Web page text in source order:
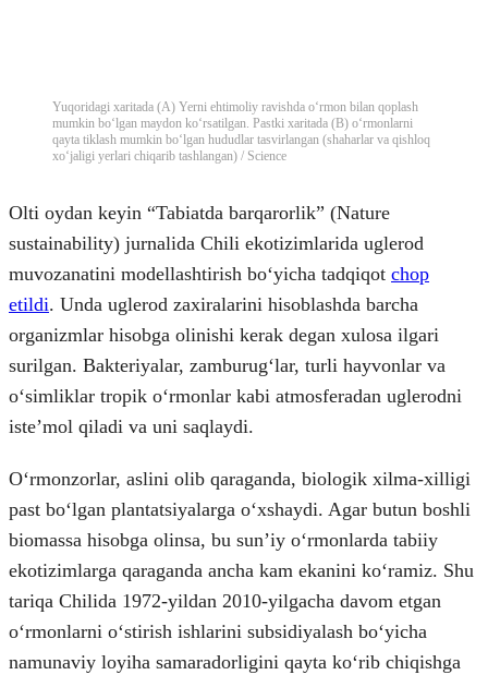
Yuqoridagi xaritada (A) Yerni ehtimoliy ravishda oʻrmon bilan qoplash
mumkin boʻlgan maydon koʻrsatilgan. Pastki xaritada (B) oʻrmonlarni
qayta tiklash mumkin boʻlgan hududlar tasvirlangan (shaharlar va qishloq
xoʻjaligi yerlari chiqarib tashlangan) / Science
Olti oydan keyin “Tabiatda barqarorlik” (Nature
sustainability) jurnalida Chili ekotizimlarida uglerod
muvozanatini modellashtirish boʻyicha tadqiqot chop
etildi. Unda uglerod zaxiralarini hisoblashda barcha
organizmlar hisobga olinishi kerak degan xulosa ilgari
surilgan. Bakteriyalar, zamburugʻlar, turli hayvonlar va
oʻsimliklar tropik oʻrmonlar kabi atmosferadan uglerodni
isteʼmol qiladi va uni saqlaydi.
Oʻrmonzorlar, aslini olib qaraganda, biologik xilma-xilligi
past boʻlgan plantatsiyalarga oʻxshaydi. Agar butun boshli
biomassa hisobga olinsa, bu sunʼiy oʻrmonlarda tabiiy
ekotizimlarga qaraganda ancha kam ekanini koʻramiz. Shu
tariqa Chilida 1972-yildan 2010-yilgacha davom etgan
oʻrmonlarni oʻstirish ishlarini subsidiyalash boʻyicha
namunaviy loyiha samaradorligini qayta koʻrib chiqishga